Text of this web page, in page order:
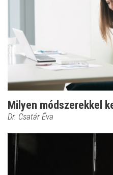
Milyen módszerekkel
Dr. Csatár Éva